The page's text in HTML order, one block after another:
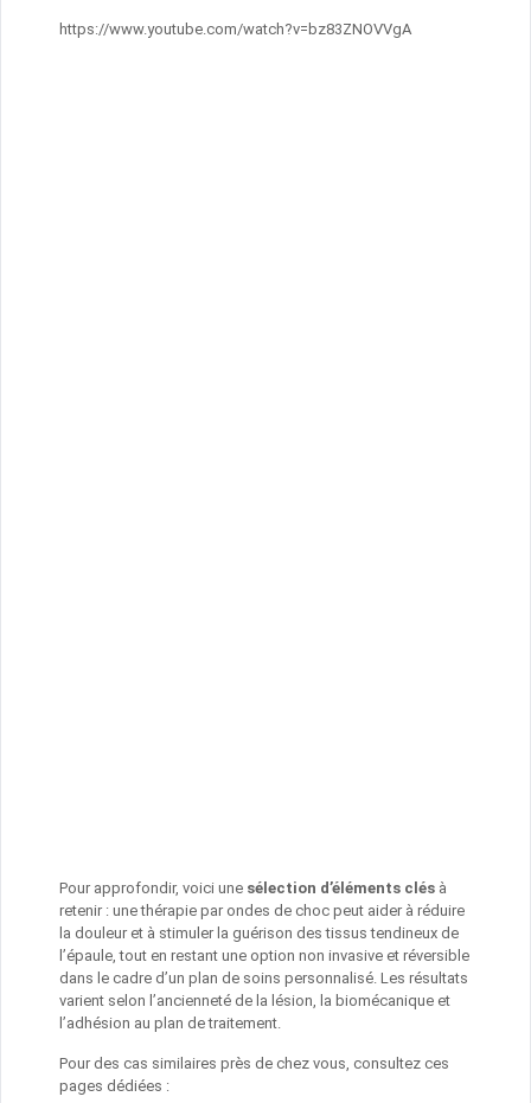
https://www.youtube.com/watch?v=bz83ZNOVVgA
Pour approfondir, voici une sélection d’éléments clésà
retenir : une thérapie par ondes de choc peut aider à réduire
la douleur et à stimuler la guérison des tissus tendineux de
l’épaule, tout en restant une option non invasive et réversible
dans le cadre d’un plan de soins personnalisé. Les résultats
varient selon l’ancienneté de la lésion, la biomécanique et
l’adhésion au plan de traitement.
Pour des cas similaires près de chez vous, consultez ces
pages dédiées :